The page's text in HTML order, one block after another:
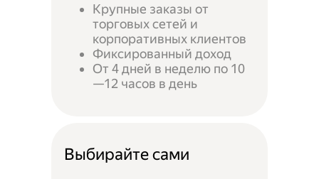
Крупные заказы от
торговых сетей и
корпоративных клиентов
Фиксированный доход
От 4 дней в неделю по 10
—12 часов в день
Выбирайте сами